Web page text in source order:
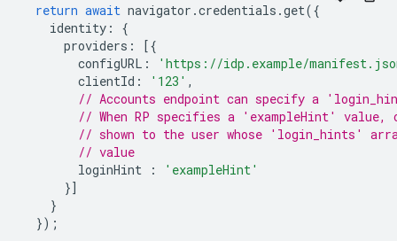
return await navigator .credentials .get({
identity :
{
providers :
[{
configURL :
'https://idp.example/
clientId : '123' ,
// Accounts endpoint can specify a
// When RP specifies a 'exampleHint' value,
// shown to the user whose 'login_hints'
// value
loginHint
:
'exampleHint'
}]
}
});